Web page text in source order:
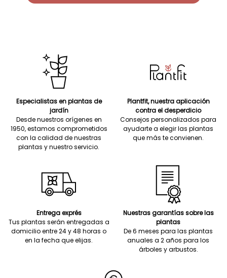
Especialistas en plantas de
jardín
Desde nuestros orígenes en
1950, estamos comprometidos
con la calidad de nuestras
plantas y nuestro servicio.
Plantfit, nuestra aplicación
contra el desperdicio
Consejos personalizados para
ayudarte a elegir las plantas
que más te convienen.
Entrega exprés
Tus plantas serán entregadas a
domicilio entre 24 y 48 horas o
en la fecha que elijas.
Nuestras garantías sobre las
plantas
De 6 meses para las plantas
anuales a 2 años para los
árboles y arbustos.